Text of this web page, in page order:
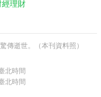
經理財
傳逝世。（本刊資料照）
北時間
北時間